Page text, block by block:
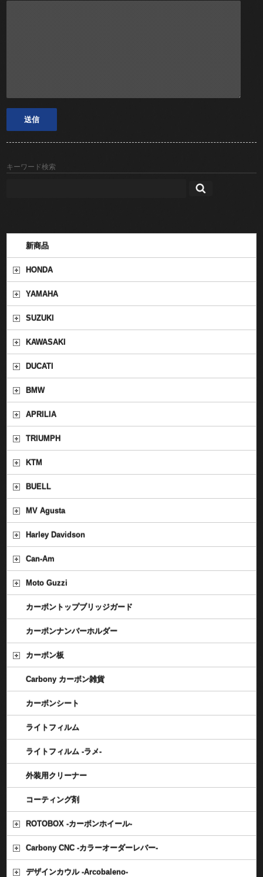
キーワード検索
新商品
HONDA
YAMAHA
SUZUKI
KAWASAKI
DUCATI
BMW
APRILIA
TRIUMPH
KTM
BUELL
MV Agusta
Harley Davidson
Can-Am
Moto Guzzi
カーボントップブリッジガード
カーボンナンバーホルダー
カーボン板
Carbony カーボン雑貨
カーボンシート
ライトフィルム
ライトフィルム -ラメ-
外装用クリーナー
コーティング剤
ROTOBOX -カーボンホイール-
Carbony CNC -カラーオーダーレバー-
デザインカウル -Arcobaleno-